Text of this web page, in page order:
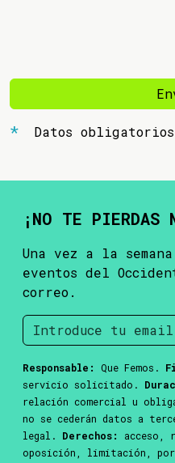
Datos obligatorios
¡NO TE PIERDAS
Una vez a la
eventos del
correo.
Responsable: Que Femos.
servicio solicitado.
relación comercial u
no se cederán datos a
legal. Derechos:
acceso,
oposición, limitación,